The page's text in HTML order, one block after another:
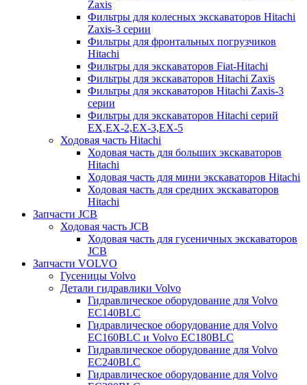
Zaxis
Фильтры для колесных экскаваторов Hitachi
Zaxis-3 серии
Фильтры для фронтальных погрузчиков
Hitachi
Фильтры для экскаваторов Fiat-Hitachi
Фильтры для экскаваторов Hitachi Zaxis
Фильтры для экскаваторов Hitachi Zaxis-3
серии
Фильтры для экскаваторов Hitachi серий
EX,EX-2,EX-3,EX-5
Ходовая часть Hitachi
Ходовая часть для больших экскаваторов
Hitachi
Ходовая часть для мини экскаваторов Hitachi
Ходовая часть для средних экскаваторов
Hitachi
Запчасти JCB
Ходовая часть JCB
Ходовая часть для гусеничных экскаваторов
JCB
Запчасти VOLVO
Гусеницы Volvo
Детали гидравлики Volvo
Гидравлическое оборудование для Volvo
EC140BLC
Гидравлическое оборудование для Volvo
EC160BLC и Volvo EC180BLC
Гидравлическое оборудование для Volvo
EC240BLC
Гидравлическое оборудование для Volvo